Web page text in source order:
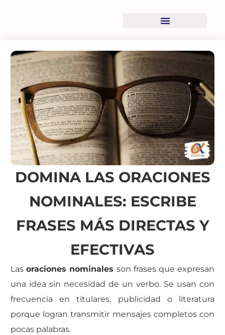
DOMINA LAS ORACIONES
NOMINALES: ESCRIBE
FRASES MÁS DIRECTAS Y
EFECTIVAS
Lasoraciones nominales son frases que expresan
una idea sin necesidad de un verbo. Se usan con
frecuencia en titulares, publicidad o literatura
porque logran transmitir mensajes completos con
pocas palabras.